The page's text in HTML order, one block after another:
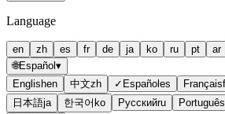
Language
en zh es fr de ja ko ru pt
ar
🌐Español ▾
Englishen 中文zh ✓ Español es Français
日本語ja 한국어 ko Русскийru Português